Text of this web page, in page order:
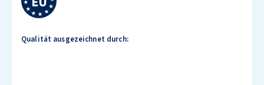
Qualität ausgezeichnet durch: